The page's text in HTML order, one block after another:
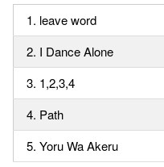
1. leave word
2. I Dance Alone
3. 1,2,3,4
4. Path
5. Yoru Wa Akeru